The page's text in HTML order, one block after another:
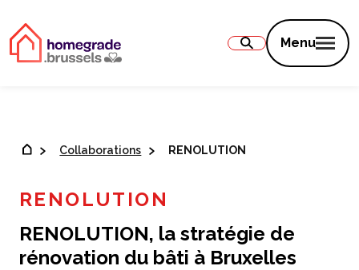
Menu
Collaborations RENOLUTION
RENOLUTION
RENOLUTION, la stratégie de
rénovation du bâti à Bruxelles